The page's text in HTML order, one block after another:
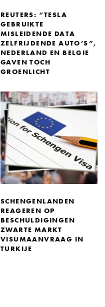
REUTERS: “TESLA
GEBRUIKTE
MISLEIDENDE DATA
ZELFRIJDENDE AUTO’S”,
NEDERLAND EN BELGIE
GAVEN TOCH
GROENLICHT
SCHENGENLANDEN
REAGEREN OP
BESCHULDIGINGEN
ZWARTE MARKT
VISUMAANVRAAG IN
TURKIJE